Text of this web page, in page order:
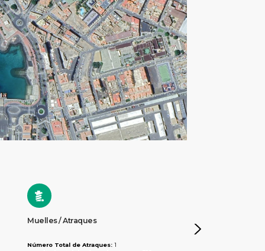
Muelles / Atraques
Número Total de Atraques: 1